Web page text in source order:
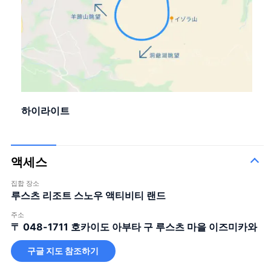
하이라이트
액세스
집합 장소
루스츠 리조트 스노우 액티비티 랜드
주소
〒 048-1711 호카이도 아부타 구 루스츠 마을 이즈미카와
구글 지도 참조하기